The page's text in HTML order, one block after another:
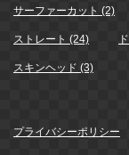
サーファーカット (2)
ストレート (24)
スキンヘッド (3)
プライバシーポリシー